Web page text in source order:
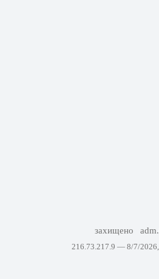
захищено
216.73.217.9 — 8/7/